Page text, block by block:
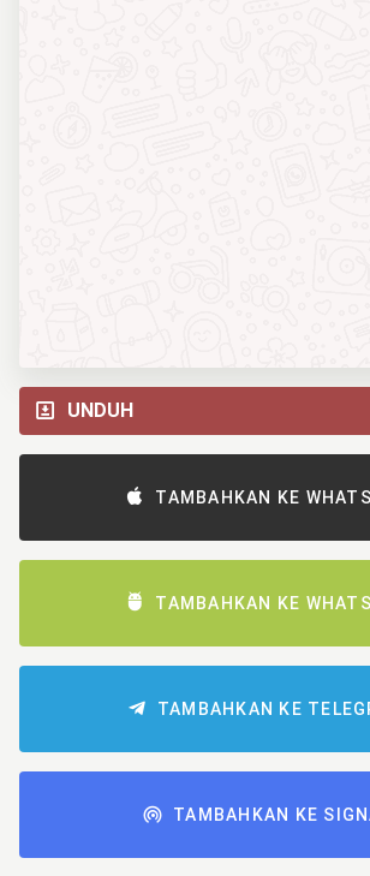
UNDUH
TAMBAHKAN KE
TAMBAHKAN KE
TAMBAHKAN KE
TAMBAHKAN KE